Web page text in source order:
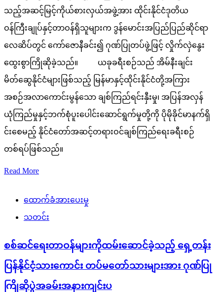
သည့်အဆင့်မြင့်ကိုယ်စားလှယ်အဖွဲ့အား ထိုင်းနိုင်ငံဒုတိယ
ဝန်ကြီးချုပ်နှင့်တာဝန်ရှိသူများက ဒွန်မောင်းအပြည်ပြည်ဆိုင်ရာ
လေဆိပ်တွင် ကော်ဇောနီခင်း၍ ဂုဏ်ပြုတပ်ဖွဲ့ဖြင့် လှိုက်လှဲနွေး
ထွေးစွာကြိုဆိုခဲ့သည်။ ယခုခရီးစဉ်သည် အိမ်နီးချင်း
မိတ်ဆွေနိုင်ငံများဖြစ်သည့် မြန်မာနှင့်ထိုင်းနိုင်ငံတို့အကြား
အစဉ်အလာကောင်းမွန်သော ချစ်ကြည်ရင်းနှီးမှု၊ အပြန်အလှန်
ယုံကြည်မှုနှင့်ဘက်စုံပူးပေါင်းဆောင်ရွက်မှုတို့ကို ပိုမိုခိုင်မာနက်ရှိ
င်းစေမည့် နိုင်ငံတော်အဆင့်တရားဝင်ချစ်ကြည်ရေးခရီးစဉ်
တစ်ရပ်ဖြစ်သည်။
Read More
ထောက်ခံအားပေးမှု
သတင်း
စစ်ဆင်ရေးတာဝန်များကိုထမ်းဆောင်ခဲ့သည့် ရှေ့တန်း
ပြန်နိုင်ငံ့သားကောင်း တပ်မတော်သားများအား ဂုဏ်ပြု
ကြိုဆိုပွဲအခမ်းအနားကျင်းပ